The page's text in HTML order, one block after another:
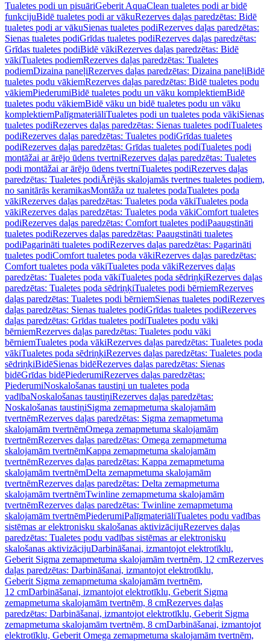
Tualetes podi un pisuāriGeberit AquaClean tualetes podi ar bidē
funkcijuBidē tualetes podi ar vākuRezerves daļas paredzētas: Bidē
tualetes podi ar vākuSienas tualetes podiRezerves daļas paredzētas:
Sienas tualetes podiGrīdas tualetes podiRezerves daļas paredzētas:
Grīdas tualetes podiBidē vākiRezerves daļas paredzētas: Bidē
vākiTualetes podiemRezerves daļas paredzētas: Tualetes
podiemDizaina paneļiRezerves daļas paredzētas: Dizaina paneļiBidē
tualetes podu vākiemRezerves daļas paredzētas: Bidē tualetes podu
vākiemPiederumiBidē tualetes podu un vāku komplektiemBidē
tualetes podu vākiemBidē vāku un bidē tualetes podu un vāku
komplektiemPalīgmateriāliTualetes podi un tualetes poda vākiSienas
tualetes podiRezerves daļas paredzētas: Sienas tualetes podiTualetes
podiRezerves daļas paredzētas: Tualetes podiGrīdas tualetes
podiRezerves daļas paredzētas: Grīdas tualetes podiTualetes podi
montāžai ar ārējo ūdens tvertniRezerves daļas paredzētas: Tualetes
podi montāžai ar ārējo ūdens tvertniTualetes podiRezerves daļas
paredzētas: Tualetes podiĀrējās skalojamās tvertnes tualetes podiem,
no sanitārās keramikasMontāža uz tualetes podaTualetes poda
vākiRezerves daļas paredzētas: Tualetes poda vākiTualetes poda
vākiRezerves daļas paredzētas: Tualetes poda vākiComfort tualetes
podiRezerves daļas paredzētas: Comfort tualetes podiPaaugstināti
tualetes podiRezerves daļas paredzētas: Paaugstināti tualetes
podiPagarināti tualetes podiRezerves daļas paredzētas: Pagarināti
tualetes podiComfort tualetes poda vākiRezerves daļas paredzētas:
Comfort tualetes poda vākiTualetes poda vākiRezerves daļas
paredzētas: Tualetes poda vākiTualetes poda sēdriņķiRezerves daļas
paredzētas: Tualetes poda sēdriņķiTualetes podi bērniemRezerves
daļas paredzētas: Tualetes podi bērniemSienas tualetes podiRezerves
daļas paredzētas: Sienas tualetes podiGrīdas tualetes podiRezerves
daļas paredzētas: Grīdas tualetes podiTualetes podu vāki
bērniemRezerves daļas paredzētas: Tualetes podu vāki
bērniemTualetes poda vākiRezerves daļas paredzētas: Tualetes poda
vākiTualetes poda sēdriņķiRezerves daļas paredzētas: Tualetes poda
sēdriņķiBidēSienas bidēRezerves daļas paredzētas: Sienas
bidēGrīdas bidēPiederumiRezerves daļas paredzētas:
PiederumiNoskalošanas taustiņi un tualetes poda
vadībaNoskalošanas taustiņiRezerves daļas paredzētas:
Noskalošanas taustiņiSigma zemapmetuma skalojamām
tvertnēmRezerves daļas paredzētas: Sigma zemapmetuma
skalojamām tvertnēmOmega zemapmetuma skalojamām
tvertnēmRezerves daļas paredzētas: Omega zemapmetuma
skalojamām tvertnēmKappa zemapmetuma skalojamām
tvertnēmRezerves daļas paredzētas: Kappa zemapmetuma
skalojamām tvertnēmDelta zemapmetuma skalojamām
tvertnēmRezerves daļas paredzētas: Delta zemapmetuma
skalojamām tvertnēmTwinline zemapmetuma skalojamām
tvertnēmRezerves daļas paredzētas: Twinline zemapmetuma
skalojamām tvertnēmPiederumiPalīgmateriāliTualetes podu vadības
sistēmas ar elektronisku skalošanas aktivizācijuRezerves daļas
paredzētas: Tualetes podu vadības sistēmas ar elektronisku
skalošanas aktivizācijuDarbināšanai, izmantojot elektrotīklu,
Geberit Sigma zemapmetuma skalojamām tvertnēm, 12 cmRezerves
daļas paredzētas: Darbināšanai, izmantojot elektrotīklu,
Geberit Sigma zemapmetuma skalojamām tvertnēm,
12 cmDarbināšanai, izmantojot elektrotīklu, Geberit Sigma
zemapmetuma skalojamām tvertnēm, 8 cmRezerves daļas
paredzētas: Darbināšanai, izmantojot elektrotīklu, Geberit Sigma
zemapmetuma skalojamām tvertnēm, 8 cmDarbināšanai, izmantojot
elektrotīklu, Geberit Omega zemapmetuma skalojamām tvertnēm,